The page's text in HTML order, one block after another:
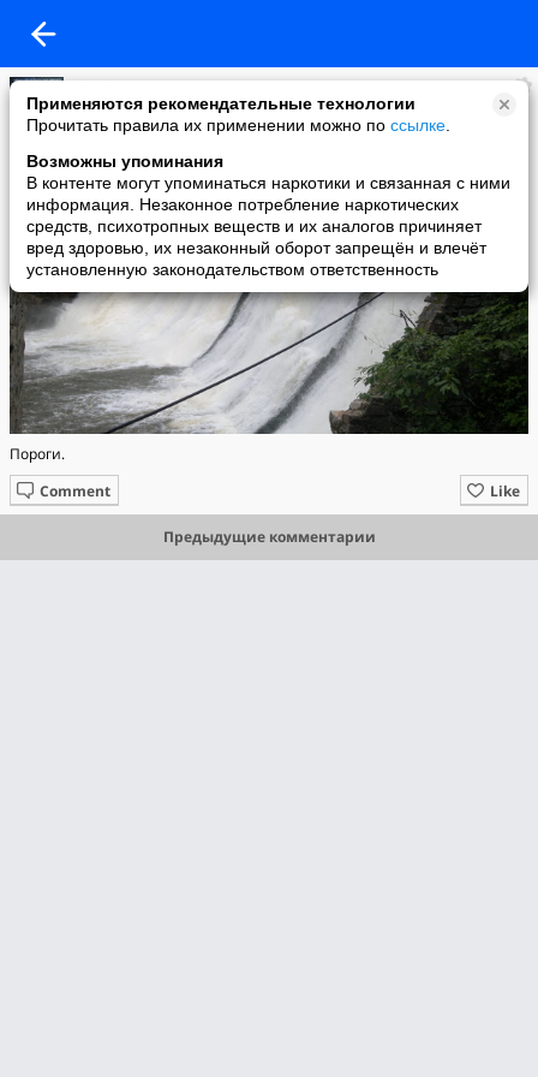
Применяются рекомендательные технологии
Прочитать правила их применении можно по ссылке
Возможны упоминания
В контенте могут упоминаться наркотики и связанная с ними
информация. Незаконное потребление наркотических
средств, психотропных веществ и их аналогов причиняет
вред здоровью, их незаконный оборот запрещён и влечёт
установленную законодательством ответственность
PitMix
added a photo
29 Sep в 15:04
Пороги.
Like
Comment
Предыдущие комментарии